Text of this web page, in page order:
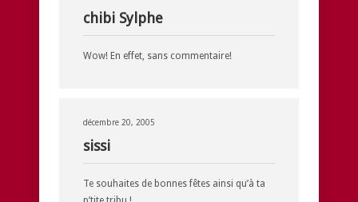
chibi Sylphe
Wow! En effet, sans commentaire!
décembre 20, 2005
sissi
Te souhaites de bonnes fêtes ainsi qu’à ta